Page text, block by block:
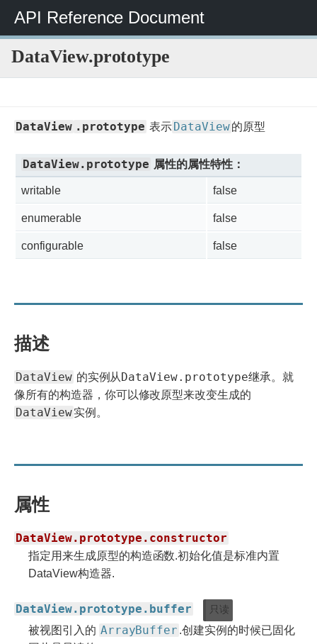
API Reference Document
DataView.prototype
考
准
置
对
象
DataView .prototype 表示DataView的原型
DataView.prototype 属性的属性特性：
writable false
enumerable false
configurable false
描述
DataView 的实例从DataView.prototype继承。就
像所有的构造器，你可以修改原型来改变生成的
DataView实例。
属性
DataView.prototype.constructor
指定用来生成原型的构造函数.初始化值是标准内置
DataView构造器.
DataView.prototype.buffer 只读
被视图引入的 ArrayBuffer .创建实例的时候已固化